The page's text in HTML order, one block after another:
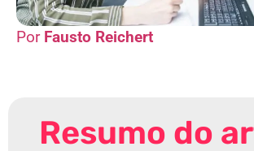
Fausto Reichert
Resumo do